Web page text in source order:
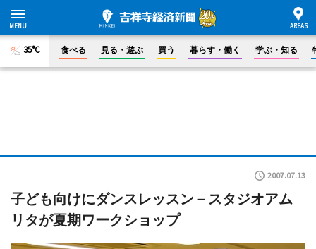
35°C 食べる 見る・遊ぶ 買う 暮らす・働く 学ぶ・知る
2007.07.13
子ども向けにダンスレッスン－スタジオアム
リタが夏期ワークショップ